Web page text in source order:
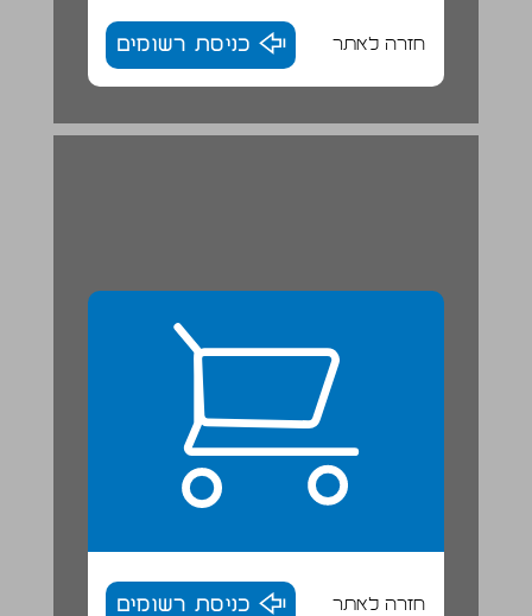
חזרה לאתר כניסת רשומים
חזרה לאתר כניסת רשומים